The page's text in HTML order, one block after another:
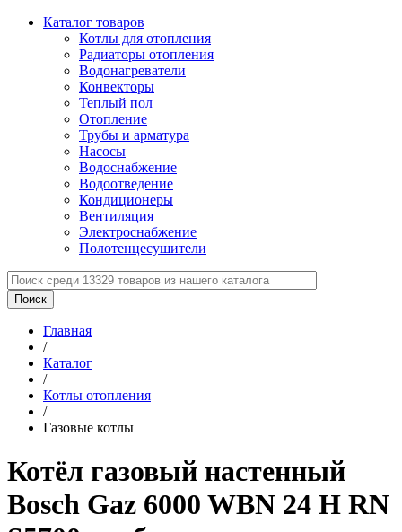
Каталог товаров
Котлы для отопления
Радиаторы отопления
Водонагреватели
Конвекторы
Теплый пол
Отопление
Трубы и арматура
Насосы
Водоснабжение
Водоотведение
Кондиционеры
Вентиляция
Электроснабжение
Полотенцесушители
Главная
/
Каталог
/
Котлы отопления
/
Газовые котлы
Котёл газовый настенный
Bosch Gaz 6000 WBN 24 H RN